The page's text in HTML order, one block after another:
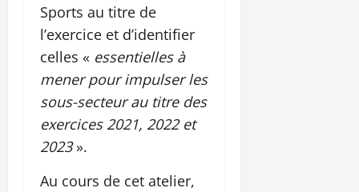
Sports au titre de
l’exercice et d’identifier
celles « essentielles à
mener pour impulser les
sous-secteur au titre des
exercices 2021, 2022 et
2023».
Au cours de cet atelier,